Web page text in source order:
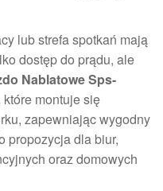
lub strefa spotkań mają
dostęp do prądu, ale
Nablatowe Sps-
montuje się
zapewniając wygodny
propozycja dla biur,
oraz domowych